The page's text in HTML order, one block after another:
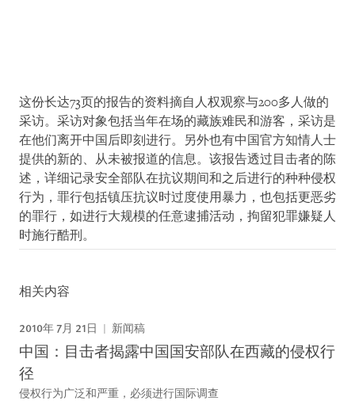
这份长达73页的报告的资料摘自人权观察与200多人做的
采访。采访对象包括当年在场的藏族难民和游客，采访是
在他们离开中国后即刻进行。另外也有中国官方知情人士
提供的新的、从未被报道的信息。该报告透过目击者的陈
述，详细记录安全部队在抗议期间和之后进行的种种侵权
行为，罪行包括镇压抗议时过度使用暴力，也包括更恶劣
的罪行，如进行大规模的任意逮捕活动，拘留犯罪嫌疑人
时施行酷刑。
相关内容
2010年 7月 21日 新闻稿
中国：目击者揭露中国国安部队在西藏的侵权行
径
侵权行为广泛和严重，必须进行国际调查